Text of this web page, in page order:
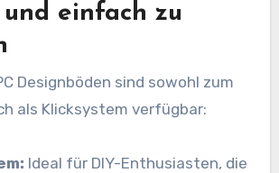
einfach zu
Designböden sind sowohl zum
als Klicksystem verfügbar:
Ideal für DIY-Enthusiasten, die